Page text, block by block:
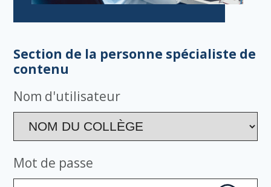
Section de la personne spécialiste de
contenu
Nom d'utilisateur
Mot de passe